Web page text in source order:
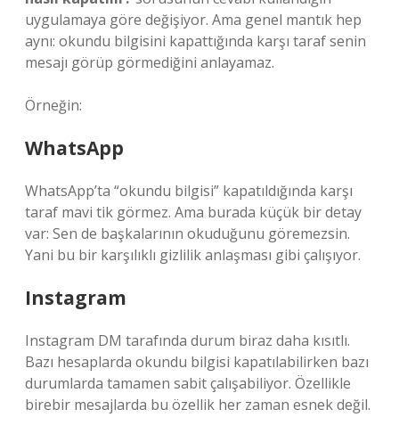
uygulamaya göre değişiyor. Ama genel mantık hep
aynı: okundu bilgisini kapattığında karşı taraf senin
mesajı görüp görmediğini anlayamaz.
Örneğin:
WhatsApp
WhatsApp’ta “okundu bilgisi” kapatıldığında karşı
taraf mavi tik görmez. Ama burada küçük bir detay
var: Sen de başkalarının okuduğunu göremezsin.
Yani bu bir karşılıklı gizlilik anlaşması gibi çalışıyor.
Instagram
Instagram DM tarafında durum biraz daha kısıtlı.
Bazı hesaplarda okundu bilgisi kapatılabilirken bazı
durumlarda tamamen sabit çalışabiliyor. Özellikle
birebir mesajlarda bu özellik her zaman esnek değil.